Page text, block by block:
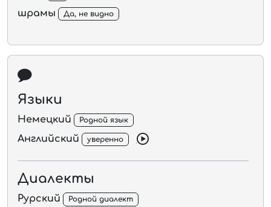
шрамы Да, не видно
Языки
Немецкий Родной язык
Английский уверенно
Диалекты
Рурский Родной диалект